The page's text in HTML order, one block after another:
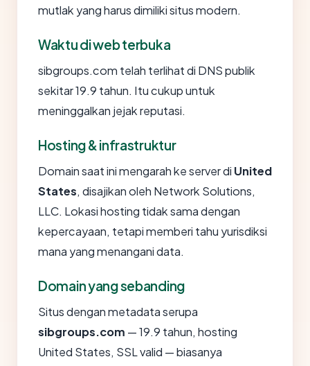
mutlak yang harus dimiliki situs modern.
Waktu di web terbuka
sibgroups.com telah terlihat di DNS publik
sekitar 19.9 tahun. Itu cukup untuk
meninggalkan jejak reputasi.
Hosting & infrastruktur
Domain saat ini mengarah ke server di United
States, disajikan oleh Network Solutions,
LLC. Lokasi hosting tidak sama dengan
kepercayaan, tetapi memberi tahu yurisdiksi
mana yang menangani data.
Domain yang sebanding
Situs dengan metadata serupa
sibgroups.com — 19.9 tahun, hosting
United States, SSL valid — biasanya